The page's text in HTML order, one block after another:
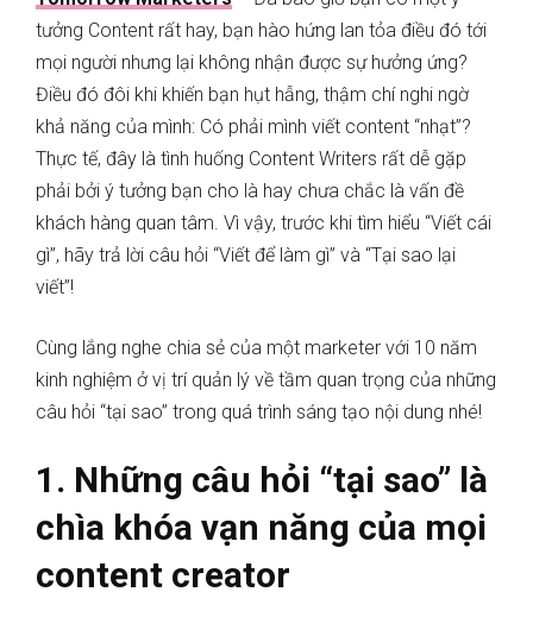
tưởng Content rất hay, bạn hào hứng lan tỏa điều đó tới
mọi người nhưng lại không nhận được sự hưởng ứng?
Điều đó đôi khi khiến bạn hụt hẫng, thậm chí nghi ngờ
khả năng của mình: Có phải mình viết content “nhạt”?
Thực tế, đây là tình huống Content Writers rất dễ gặp
phải bởi ý tưởng bạn cho là hay chưa chắc là vấn đề
khách hàng quan tâm. Vì vậy, trước khi tìm hiểu “Viết cái
gì”, hãy trả lời câu hỏi “Viết để làm gì” và “Tại sao lại
viết”!
Cùng lắng nghe chia sẻ của một marketer với 10 năm
kinh nghiệm ở vị trí quản lý về tầm quan trọng của những
câu hỏi “tại sao” trong quá trình sáng tạo nội dung nhé!
1. Những câu hỏi “tại sao” là
chìa khóa vạn năng của mọi
content creator